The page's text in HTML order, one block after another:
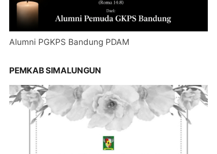
Alumni PGKPS Bandung PDAM
PEMKAB SIMALUNGUN